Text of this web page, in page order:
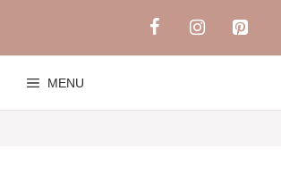
content
MENU